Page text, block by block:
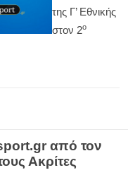
της Γ’ Εθνικής
στον 2ο
από τον
Ακρίτες